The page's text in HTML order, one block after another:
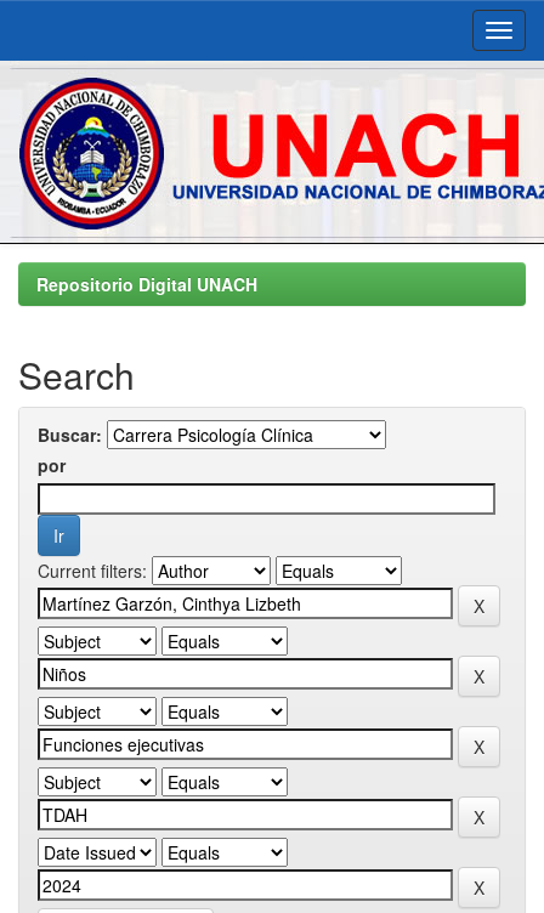
Skip
navigationRepositorio Digital UNACH
Search
Buscar:
por
Current filters: